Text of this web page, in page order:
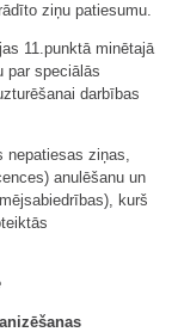
ziņu patiesumu.
11.punktā minētajā
par speciālās
darbības
nepatiesas ziņas,
anulēšanu un
kurš